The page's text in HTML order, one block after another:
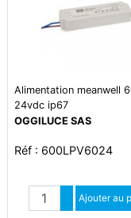
Alimentation meanwell
24vdc ip67
OGGILUCE SAS
Réf : 600LPV6024
Augmenter
Diminuer
Ajouter au